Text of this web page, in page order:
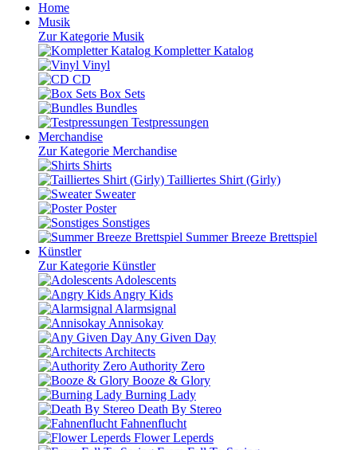
Home
Musik
Zur Kategorie Musik
Kompletter Katalog
Vinyl
CD
Box Sets
Bundles
Testpressungen
Merchandise
Zur Kategorie Merchandise
Shirts
Tailliertes Shirt (Girly)
Sweater
Poster
Sonstiges
Summer Breeze Brettspiel
Künstler
Zur Kategorie Künstler
Adolescents
Angry Kids
Alarmsignal
Annisokay
Any Given Day
Architects
Authority Zero
Booze & Glory
Burning Lady
Death By Stereo
Fahnenflucht
Flower Leperds